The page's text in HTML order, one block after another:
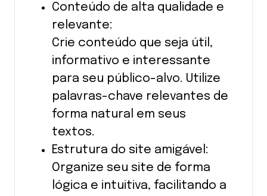
Conteúdo de alta qualidade e
relevante:
Crie conteúdo que seja útil,
informativo e interessante
para seu público-alvo. Utilize
palavras-chave relevantes de
forma natural em seus
textos.
Estrutura do site amigável:
Organize seu site de forma
lógica e intuitiva, facilitando a